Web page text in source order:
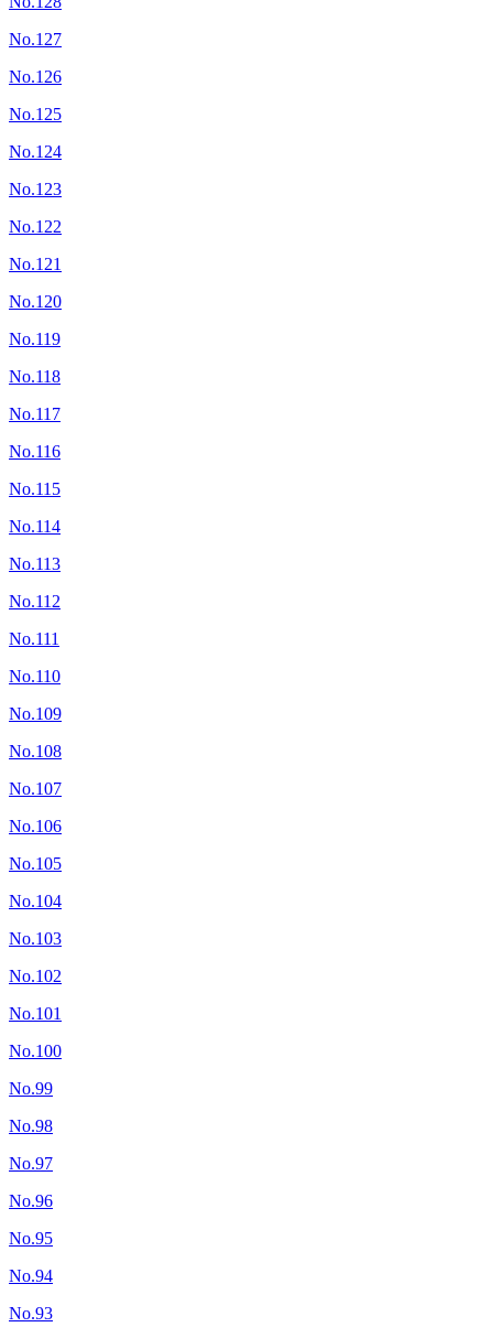
No.127
No.126
No.125
No.124
No.123
No.122
No.121
No.120
No.119
No.118
No.117
No.116
No.115
No.114
No.113
No.112
No.111
No.110
No.109
No.108
No.107
No.106
No.105
No.104
No.103
No.102
No.101
No.100
No.99
No.98
No.97
No.96
No.95
No.94
No.93